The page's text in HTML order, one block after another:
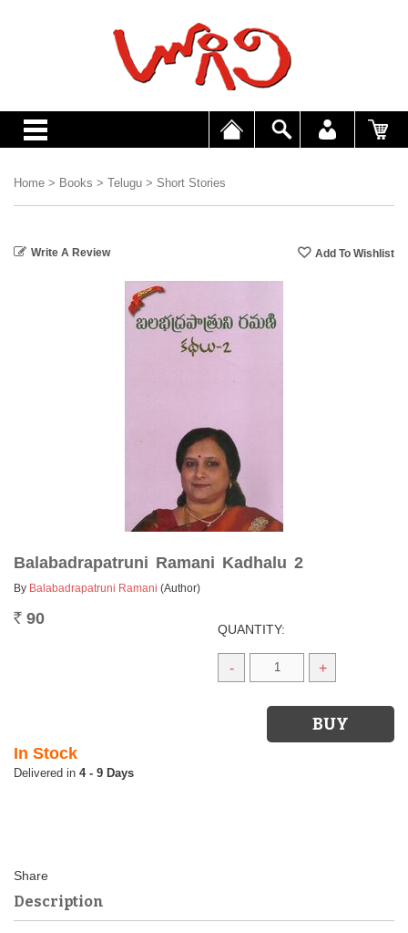
Home > Books > Telugu > Short Stories
Write A Review
Balabadrapatruni Ramani Kadhalu 2
By Balabadrapatruni Ramani (Author)
Rs. 90
QUANTITY:
- +
In Stock
4 - 9 Days
Description